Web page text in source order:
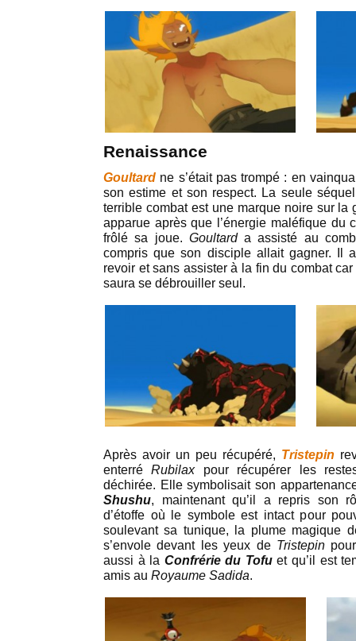
Renaissance
Goultard ne s’était pas trompé : en
son estime et son respect. La seule
terrible combat est une marque noire sur la
apparue après que l’énergie maléfique du
frôlé sa joue. Goultard a assisté au
compris que son disciple allait gagner. Il
revoir et sans assister à la fin du combat
saura se débrouiller seul.
Après avoir un peu récupéré, Tristepin
enterréRubilax pour récupérer les
déchirée. Elle symbolisait son
Shushu, maintenant qu’il a repris son
d’étoffe où le symbole est intact pour
soulevant sa tunique, la plume magique
s’envole devant les yeux de Tristepin
aussi à la Confrérie du Tofuet qu’il est
amis au Royaume Sadida.